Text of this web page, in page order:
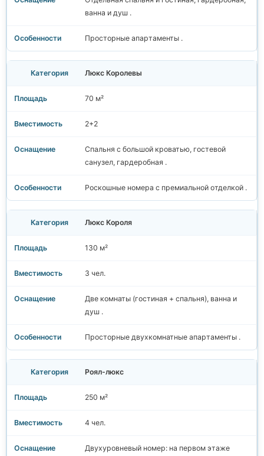
ванна и душ .
Просторные апартаменты .
Люкс Королевы
70 м²
2+2
Спальня с большой кроватью, гостевой
санузел, гардеробная .
Роскошные номера с премиальной отделкой .
Люкс Короля
130 м²
3 чел.
Две комнаты (гостиная + спальня), ванна и
душ .
Просторные двухкомнатные апартаменты .
Роял-люкс
250 м²
4 чел.
Двухуровневый номер: на первом этаже